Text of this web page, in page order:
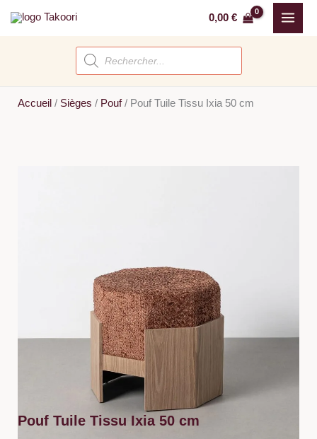
0,00 €
Recherche
de
produits
Accueil / Sièges / Pouf/ Pouf Tuile Tissu Ixia 50 cm
Pouf Tuile Tissu Ixia 50 cm